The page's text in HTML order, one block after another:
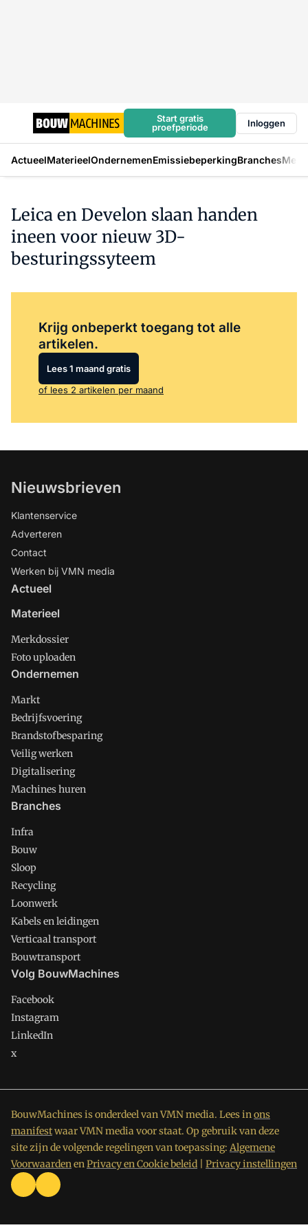
Start gratis
proefperiode
Inloggen
ActueelMaterieelOndernemenEmissiebeperkingBranches
Leica en Develon slaan handen
ineen voor nieuw 3D-
besturingssyteem
Krijg onbeperkt toegang tot alle
artikelen.
Lees 1 maand gratis
of lees 2 artikelen per maand
Nieuwsbrieven
Klantenservice
Adverteren
Contact
Werken bij VMN media
Actueel
Materieel
Merkdossier
Foto uploaden
Ondernemen
Markt
Bedrijfsvoering
Brandstofbesparing
Veilig werken
Digitalisering
Machines huren
Branches
Infra
Bouw
Sloop
Recycling
Loonwerk
Kabels en leidingen
Verticaal transport
Bouwtransport
Volg BouwMachines
Facebook
Instagram
LinkedIn
x
BouwMachines is onderdeel van VMN media. Lees inons
manifestwaar VMN media voor staat. Op gebruik van deze
site zijn de volgende regelingen van toepassing: Algemene
VoorwaardenenPrivacy en Cookie beleid Privacy instellingen